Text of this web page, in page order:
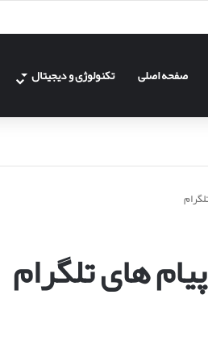
صفحه اصلی تکنولوژی و دیجیتال
های تلگرام